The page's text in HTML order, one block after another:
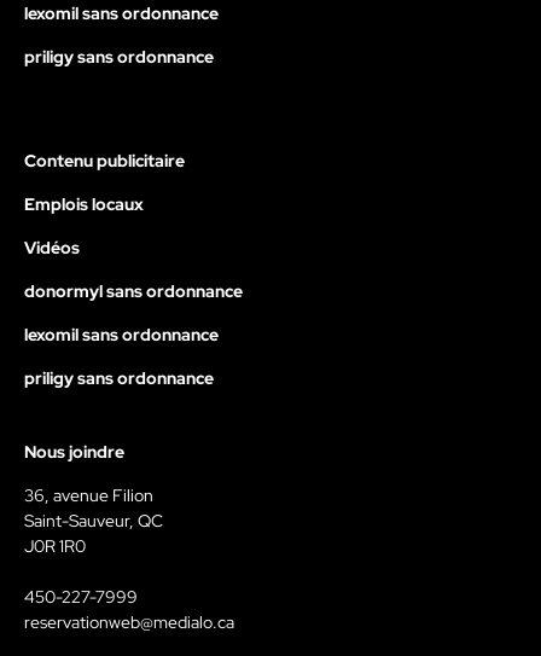
lexomil sans ordonnance
priligy sans ordonnance
Contenu publicitaire
Emplois locaux
Vidéos
donormyl sans ordonnance
lexomil sans ordonnance
priligy sans ordonnance
Nous joindre
36, avenue Filion
Saint-Sauveur, QC
J0R 1R0
450-227-7999
reservationweb@medialo.ca